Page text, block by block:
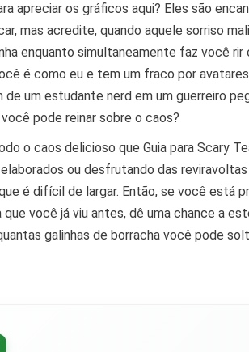
apreciar os gráficos aqui? Eles são
mas acredite, quando aquele sorriso
enquanto simultaneamente faz você
é como eu e tem um fraco por
de um estudante nerd em um guerreiro
pode reinar sobre o caos?
o caos delicioso que Guia para Scary
ou desfrutando das
é difícil de largar. Então, se você está
você já viu antes, dê uma chance a
galinhas de borracha você pode